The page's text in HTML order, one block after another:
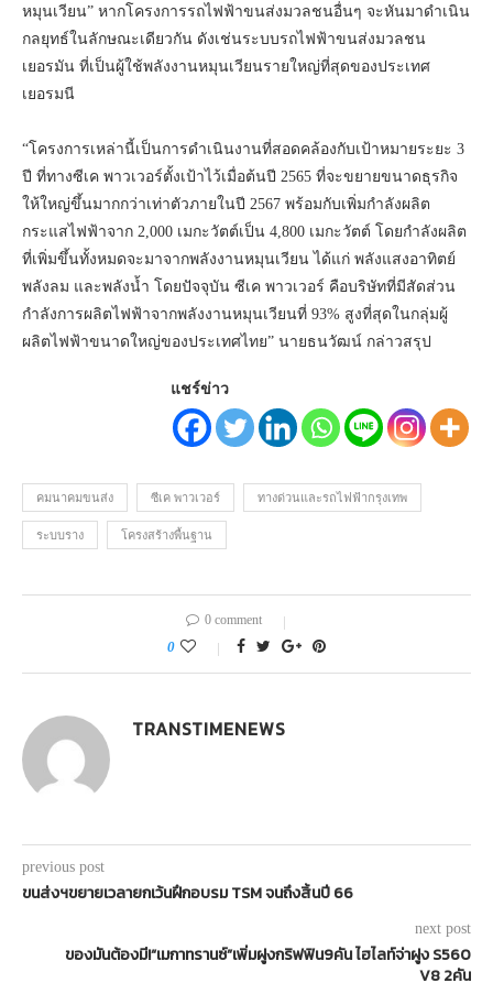
หมุนเวียน” หากโครงการรถไฟฟ้าขนส่งมวลชนอื่นๆ จะหันมาดำเนิน
กลยุทธ์ในลักษณะเดียวกัน ดังเช่นระบบรถไฟฟ้าขนส่งมวลชน
เยอรมัน ที่เป็นผู้ใช้พลังงานหมุนเวียนรายใหญ่ที่สุดของประเทศ
เยอรมนี
“โครงการเหล่านี้เป็นการดำเนินงานที่สอดคล้องกับเป้าหมายระยะ 3
ปี ที่ทางซีเค พาวเวอร์ตั้งเป้าไว้เมื่อต้นปี 2565 ที่จะขยายขนาดธุรกิจ
ให้ใหญ่ขึ้นมากกว่าเท่าตัวภายในปี 2567 พร้อมกับเพิ่มกำลังผลิต
กระแสไฟฟ้าจาก 2,000 เมกะวัตต์เป็น 4,800 เมกะวัตต์ โดยกำลังผลิต
ที่เพิ่มขึ้นทั้งหมดจะมาจากพลังงานหมุนเวียน ได้แก่ พลังแสงอาทิตย์
พลังลม และพลังน้ำ โดยปัจจุบัน ซีเค พาวเวอร์ คือบริษัทที่มีสัดส่วน
กำลังการผลิตไฟฟ้าจากพลังงานหมุนเวียนที่ 93% สูงที่สุดในกลุ่มผู้
ผลิตไฟฟ้าขนาดใหญ่ของประเทศไทย” นายธนวัฒน์ กล่าวสรุป
แชร์ข่าว
คมนาคมขนส่ง ซีเค พาวเวอร์ ทางด่วนและรถไฟฟ้ากรุงเทพ
ระบบราง โครงสร้างพื้นฐาน
0 comment
0
TRANSTIMENEWS
previous post
ขนส่งฯขยายเวลายกเว้นฝึกอบรม TSM จนถึงสิ้นปี 66
next post
ของมันต้องมี!“เมกาทรานซ์”เพิ่มฝูงกริฟฟิน9คัน ไฮไลท์จ่าฝูง S560
V8 2คัน